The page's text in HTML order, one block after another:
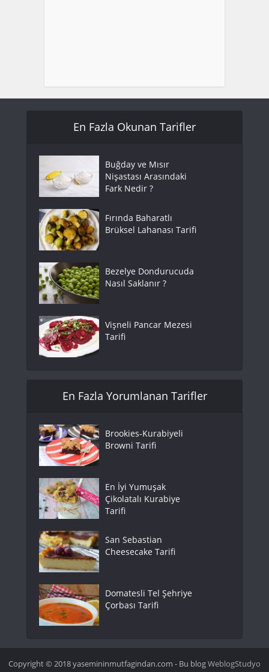
En Fazla Okunan Tarifler
Buğday ve Mısır
Nişastası Arasındaki
Fark Nedir ?
Fırında Baharatlı
Brüksel Lahanası Tarifi
Bezelye Dondurucuda
Nasıl Saklanır ?
Vişneli Pancar Mezesi
Tarifi
En Fazla Yorumlanan Tarifler
Brookies-Kurabiyeli
Browni Tarifi
En İyi Yumuşak
Çikolatalı Kurabiye
Tarifi
San Sebastian
Cheesecake Tarifi
Domatesli Tel Şehriye
Çorbası Tarifi
Copyright © 2018 yasemininmutfagindan.com - Bu blogWeblogStudyo